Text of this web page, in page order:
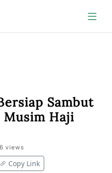
Sambut
Musim Haji
views
Copy Link